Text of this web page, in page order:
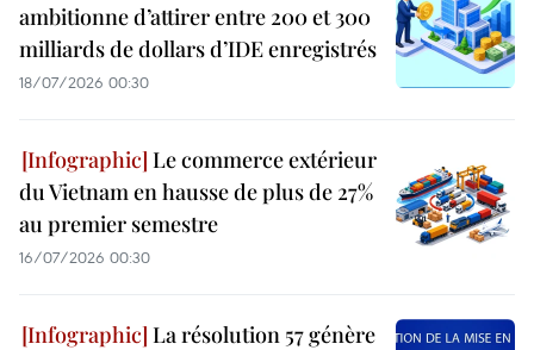
ambitionne d’attirer entre 200 et 300
milliards de dollars d’IDE enregistrés
18/07/2026 00:30
Le commerce extérieur
du Vietnam en hausse de plus de 27%
au premier semestre
16/07/2026 00:30
La résolution 57 génère